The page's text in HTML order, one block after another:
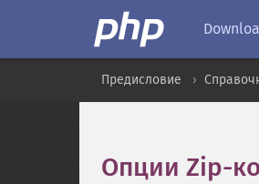
Предисловие
Опции Zip-